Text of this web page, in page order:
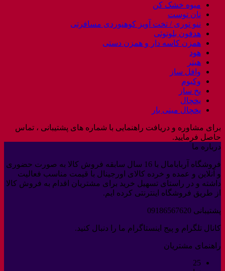
میوه خشک کن
نان توست
ننو توری / تخت آویز کوهنوردی مسافرتی
هدفون بلوتوثی
همزن کاسه دار و همزن دستی
هود
هیتر
وافل ساز
وکیوم
یخ ساز
یخچال
یخچال مینی بار
برای مشاوره و دریافت راهنمایی با شماره های پشتیبانی ، تماس
حاصل فرمایید.
درباره ما
فروشگاه آربابامال با 16 سال سابقه فروش کالا به صورت حضوری
و آنلاین و عمده و خرده کالای اورجینال با قیمت مناسب فعالیت
داشته و در راستای تسهیل خرید برای مشتریان اقدام به فروش کالا
از طریق فروشگاه اینترنتی کرده ایم.
پشتیبانی 09186567620
کانال تلگرام و پیج اینستاگرام ما را دنبال کنید.
راهنمای مشتریان
25